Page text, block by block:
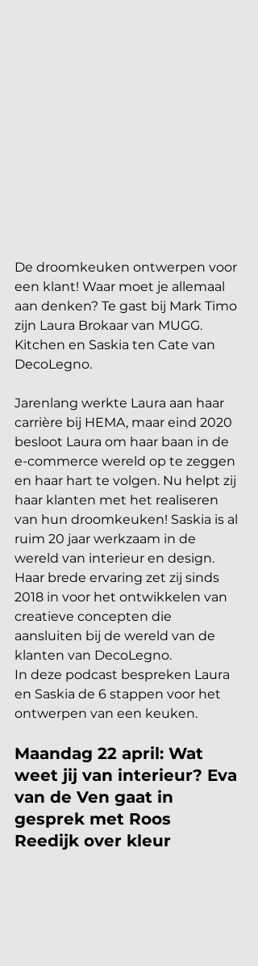
De droomkeuken ontwerpen voor
een klant! Waar moet je allemaal
aan denken? Te gast bij Mark Timo
zijn Laura Brokaar van MUGG.
Kitchen en Saskia ten Cate van
DecoLegno.
Jarenlang werkte Laura aan haar
carrière bij HEMA, maar eind 2020
besloot Laura om haar baan in de
e-commerce wereld op te zeggen
en haar hart te volgen. Nu helpt zij
haar klanten met het realiseren
van hun droomkeuken! Saskia is al
ruim 20 jaar werkzaam in de
wereld van interieur en design.
Haar brede ervaring zet zij sinds
2018 in voor het ontwikkelen van
creatieve concepten die
aansluiten bij de wereld van de
klanten van DecoLegno.
In deze podcast bespreken Laura
en Saskia de 6 stappen voor het
ontwerpen van een keuken.
Maandag 22 april: Wat
weet jij van interieur? Eva
van de Ven gaat in
gesprek met Roos
Reedijk over kleur